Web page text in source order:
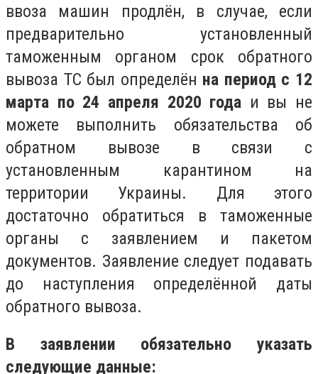
ввоза машин продлён, в случае, если
предварительно установленный
таможенным органом срок обратного
вывоза ТС был определён на период с 12
марта по 24 апреля 2020 года и вы не
можете выполнить обязательства об
обратном вывозе в связи с
установленным карантином на
территории Украины. Для этого
достаточно обратиться в таможенные
органы с заявлением и пакетом
документов. Заявление следует подавать
до наступления определённой даты
обратного вывоза.
В заявлении обязательно указать
следующие данные: